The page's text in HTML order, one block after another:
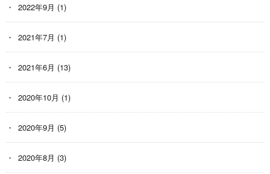
2022年9月 (1)
2021年7月 (1)
2021年6月 (13)
2020年10月 (1)
2020年9月 (5)
2020年8月 (3)